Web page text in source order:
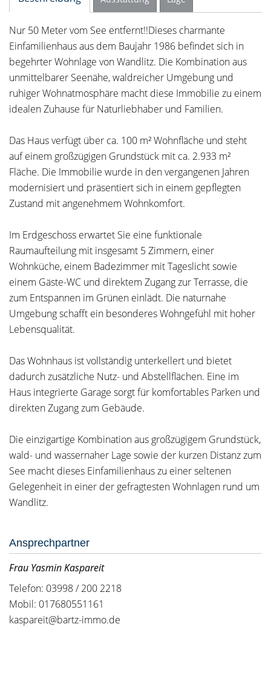
Nur 50 Meter vom See entfernt!!Dieses charmante
Einfamilienhaus aus dem Baujahr 1986 befindet sich in
begehrter Wohnlage von Wandlitz. Die Kombination aus
unmittelbarer Seenähe, waldreicher Umgebung und
ruhiger Wohnatmosphäre macht diese Immobilie zu einem
idealen Zuhause für Naturliebhaber und Familien.
Das Haus verfügt über ca. 100 m² Wohnfläche und steht
auf einem großzügigen Grundstück mit ca. 2.933 m²
Fläche. Die Immobilie wurde in den vergangenen Jahren
modernisiert und präsentiert sich in einem gepflegten
Zustand mit angenehmem Wohnkomfort.
Im Erdgeschoss erwartet Sie eine funktionale
Raumaufteilung mit insgesamt 5 Zimmern, einer
Wohnküche, einem Badezimmer mit Tageslicht sowie
einem Gäste-WC und direktem Zugang zur Terrasse, die
zum Entspannen im Grünen einlädt. Die naturnahe
Umgebung schafft ein besonderes Wohngefühl mit hoher
Lebensqualität.
Das Wohnhaus ist vollständig unterkellert und bietet
dadurch zusätzliche Nutz- und Abstellflächen. Eine im
Haus integrierte Garage sorgt für komfortables Parken und
direkten Zugang zum Gebäude.
Die einzigartige Kombination aus großzügigem Grundstück,
wald- und wassernaher Lage sowie der kurzen Distanz zum
See macht dieses Einfamilienhaus zu einer seltenen
Gelegenheit in einer der gefragtesten Wohnlagen rund um
Wandlitz.
Ansprechpartner
Frau Yasmin Kaspareit
Telefon: 03998 / 200 2218
Mobil: 017680551161
kaspareit@bartz-immo.de